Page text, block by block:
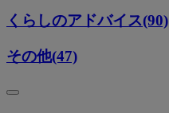
くらしのアドバイス(90)
その他(47)